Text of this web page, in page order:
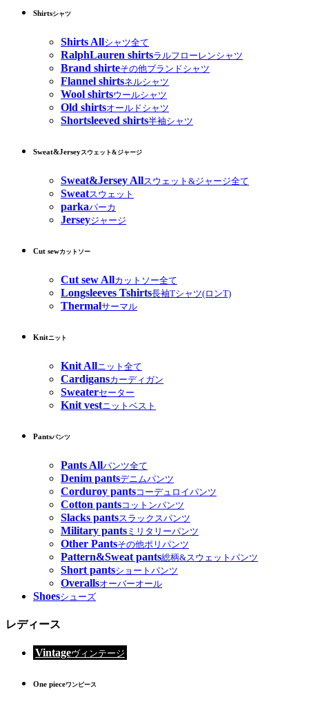
Shirtsシャツ
Shirts Allシャツ全て
RalphLauren shirtsラルフローレンシャツ
Brand shirteその他ブランドシャツ
Flannel shirtsネルシャツ
Wool shirtsウールシャツ
Old shirtsオールドシャツ
Shortsleeved shirts半袖シャツ
Sweat&Jerseyスウェット&ジャージ
Sweat&Jersey Allスウェット&ジャージ全て
Sweatスウェット
parkaパーカ
Jerseyジャージ
Cut sewカットソー
Cut sew Allカットソー全て
Longsleeves Tshirts長袖Tシャツ(ロンT)
Thermalサーマル
Knitニット
Knit Allニット全て
Cardigansカーディガン
Sweaterセーター
Knit vestニットベスト
Pantsパンツ
Pants Allパンツ全て
Denim pantsデニムパンツ
Corduroy pantsコーデュロイパンツ
Cotton pantsコットンパンツ
Slacks pantsスラックスパンツ
Military pants ミリタリーパンツ
Other Pantsその他ポリパンツ
Pattern&Sweat pants総柄&スウェットパンツ
Short pantsショートパンツ
Overallsオーバーオール
Shoesシューズ
レディース
Vintageヴィンテージ
One pieceワンピース